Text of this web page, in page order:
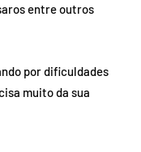
entre outros
por dificuldades
muito da sua